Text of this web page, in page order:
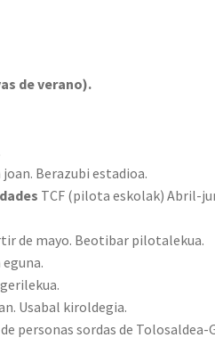
de verano).
joan. Berazubi estadioa.
TCF (pilota eskolak) Abril-
de mayo. Beotibar pilotalekua.
eguna.
Usabal kiroldegia.
personas sordas de Tolosaldea-